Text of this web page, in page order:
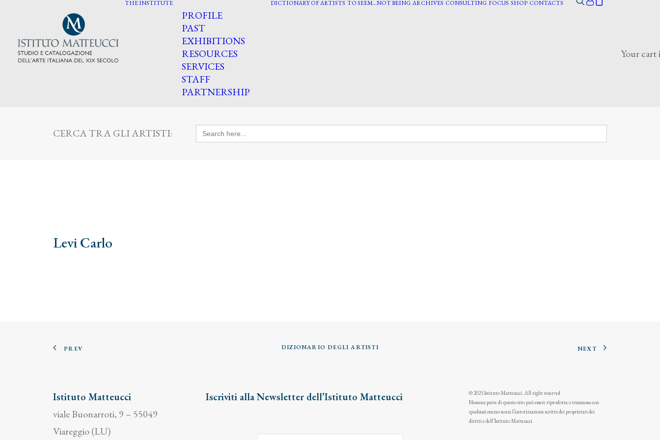
THE INSTITUTE
PROFILE
PAST
EXHIBITIONS
RESOURCES
SERVICES
STAFF
PARTNERSHIP
DICTIONARY OF ARTISTS TO SEEM…NOT BEING ARCHIVES CONSULTING FOCUS SHOP CONTACTS
Your cart
CERCA TRA GLI ARTISTI: Search
for:
Levi Carlo
PREV DIZIONARIO DEGLI ARTISTI NEXT
Istituto Matteucci
viale Buonarroti, 9 – 55049
Viareggio (LU)
Iscriviti alla Newsletter dell’Istituto Matteucci
© 2025 Istituto Matteucci. All right reserved
Nessuna parte di questo sito può essere riprodotta o trasmessa con
qualsiasi mezzo senza l’autorizzazione scritta dei proprietari dei
diritti e dell’Istituto Matteucci